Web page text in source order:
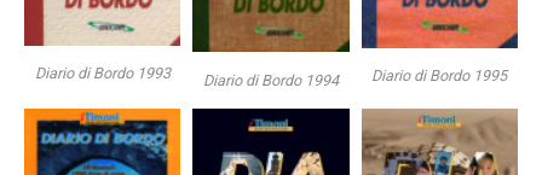
Diario di Bordo 1993 Diario di Bordo 1994 Diario di Bordo 1995